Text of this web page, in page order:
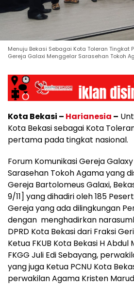
Menuju Bekasi Sebagai Kota Toleran Tingkat
Gereja Galaxi Menggelar Sarasehan Tokoh
Kota Bekasi – Harianesia –
Kota Bekasi sebagai Kota
pertama pada tingkat nasional.
Forum Komunikasi Gereja
Sarasehan Tokoh Agama yang
Gereja Bartolomeus Galaxi,
9/11] yang dihadiri oleh 185
Gereja yang ada dilingkungan
dengan menghadirkan
DPRD Kota Bekasi dari Fraksi
Ketua FKUB Kota Bekasi H Abdul
FKGG Juli Edi Sebayang,
yang juga Ketua PCNU Kota
perwakilan Agama Kristen